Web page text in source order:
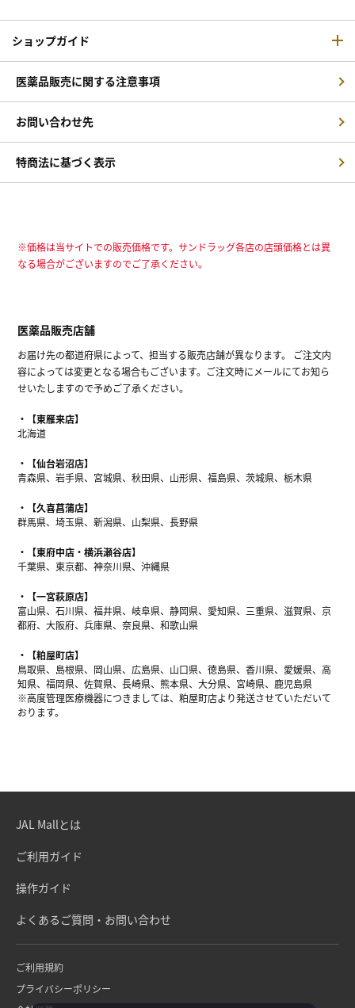
ショップガイド
医薬品販売に関する注意事項
お問い合わせ先
特商法に基づく表示
※価格は当サイトでの販売価格です。サンドラッグ各店の店頭価格とは異
なる場合がございますのでご了承ください。
医薬品販売店舗
お届け先の都道府県によって、担当する販売店舗が異なります。 ご注文内
容によっては変更となる場合もございます。ご注文時にメールにてお知ら
せいたしますので予めご了承ください。
【東雁来店】
北海道
【仙台岩沼店】
青森県、岩手県、宮城県、秋田県、山形県、福島県、茨城県、栃木県
【久喜菖蒲店】
群馬県、埼玉県、新潟県、山梨県、長野県
【東府中店・横浜瀬谷店】
千葉県、東京都、神奈川県、沖縄県
【一宮萩原店】
富山県、石川県、福井県、岐阜県、静岡県、愛知県、三重県、滋賀県、京
都府、大阪府、兵庫県、奈良県、和歌山県
【粕屋町店】
鳥取県、島根県、岡山県、広島県、山口県、徳島県、香川県、愛媛県、高
知県、福岡県、佐賀県、長崎県、熊本県、大分県、宮崎県、鹿児島県
※高度管理医療機器につきましては、粕屋町店より発送させていただいて
おります。
JAL Mallとは
ご利用ガイド
操作ガイド
よくあるご質問・お問い合わせ
ご利用規約
プライバシーポリシー